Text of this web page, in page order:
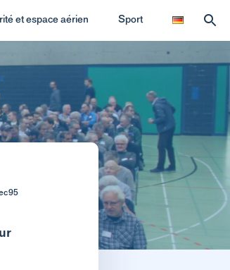
et espace aérien Sport